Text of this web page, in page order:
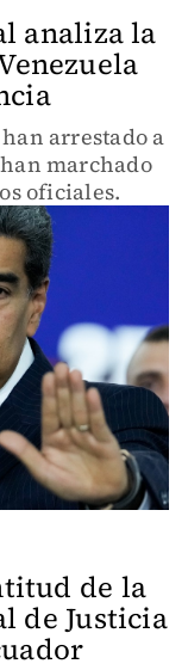
analiza la
arrestado a
marchado
oficiales.
de la
de Justicia